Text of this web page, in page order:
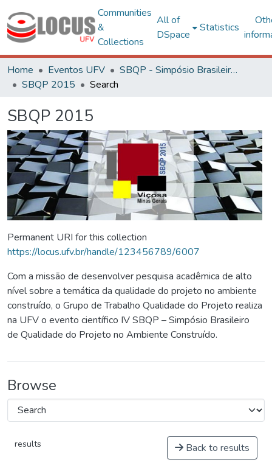
Communities
&
Collections
All of
DSpace
Statistics
Home Eventos UFV
SBQP - Simpósio Brasileiro de Qualidade do Projeto no Ambiente Construído
SBQP 2015
Search
SBQP 2015
Permanent URI for this collection
https://locus.ufv.br/handle/123456789/6007
Com a missão de desenvolver pesquisa acadêmica de alto
nível sobre a temática da qualidade do projeto no ambiente
construído, o Grupo de Trabalho Qualidade do Projeto realiza
na UFV o evento científico IV SBQP – Simpósio Brasileiro
de Qualidade do Projeto no Ambiente Construído.
Browse
results Back to results